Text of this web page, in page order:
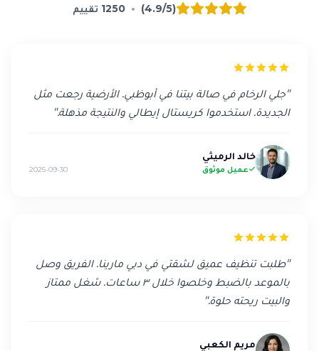
(4.9/5)
•
1250 تقييم
"جلي الرخام في صالة بيتنا في أبوظبي. الأرضية رجعت مثل
الجديدة. استخدموا كريستال إيطالي والنتيجة مذهلة."
خالد الرميثي
عميل موثوق 2025-09-30
"طلبت تنظيف عميق لشقتي في دبي مارينا. الفريق وصل
بالموعد بالضبط وخلصوا خلال ٣ ساعات. شغل ممتاز
والبيت ريحته حلوة."
مريم الكعبي